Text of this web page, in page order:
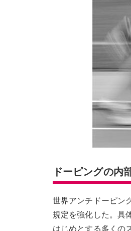
ドーピングの内
世界アンチドーピン
規定を強化した。具
はじめとする多くの